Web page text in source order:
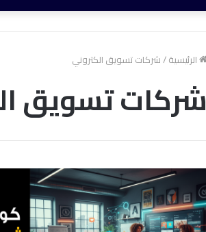
الرئيسية/شركات تسويق الكتروني
شركات تسويق